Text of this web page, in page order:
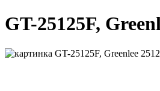
GT-25125F,